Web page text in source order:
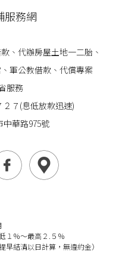
服務網
款、代辦房屋土地一二胎、
、軍公教借款、代償專案
服務
７(息低放款迅速)
華路975號
１％～最高２.５％
結清以日計算，無違約金）